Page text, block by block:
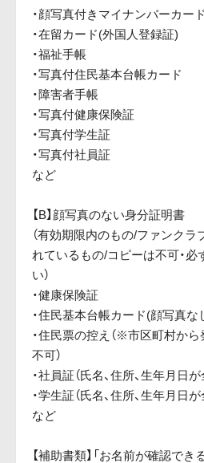
・顔写真付きマイナンバーカー
・在留カード(外国人登録証)
・福祉手帳
・写真付住民基本台帳カード
・障害者手帳
・写真付健康保険証
・写真付学生証
・写真付社員証
など
【B】顔写真のない身分証明書
（有効期限内のもの/ファンク
れているもの/コピーは不可・
い）
・健康保険証
・住民基本台帳カード(顔写真な
・住民票の控え（※市区町村か
不可）
・社員証（氏名、住所、生年月日
・学生証（氏名、住所、生年月日
など
【補助書類】「お名前が確認で